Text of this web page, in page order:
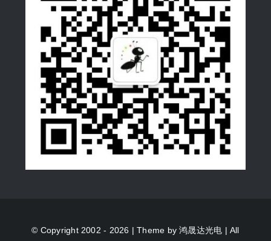
© Copyright 2002 - 2026 | Theme by鸿晟达光电 | All